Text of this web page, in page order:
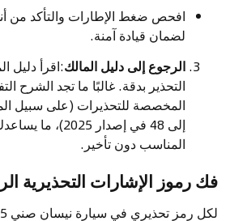
افحص ضغط الإطارات والتأكد من
لضمان قيادة آمنة.
الرجوع إلى دليل المالك:اقرأ دليل
التحذير بدقة. غالبًا ما تجد الشرح
إلى 48 في إصدار
المناسب دون تأخير.
فك رموز الإشارات التحذيرية